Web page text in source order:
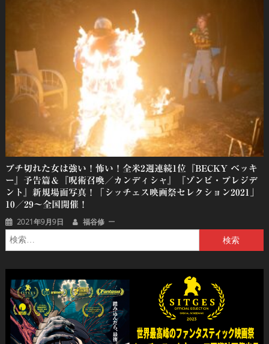
ブチ切れた女は強い！怖い！全米2週連続1位『BECKY ベッキ
ー』予告篇＆『呪術召喚／カンディシャ』『ゾンビ・プレジデ
ント』新規場面写真！「シッチェス映画祭セレクション2021」
10／29～全国開催！
2021年9月9日 福谷修
索: